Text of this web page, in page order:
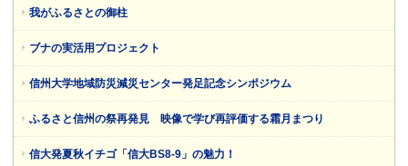
我がふるさとの御柱
ブナの実活用プロジェクト
信州大学地域防災減災センター発足記念シンポジウム
ふるさと信州の祭再発見 映像で学び再評価する霜月まつり
信大発夏秋イチゴ「信大BS8-9」の魅力！